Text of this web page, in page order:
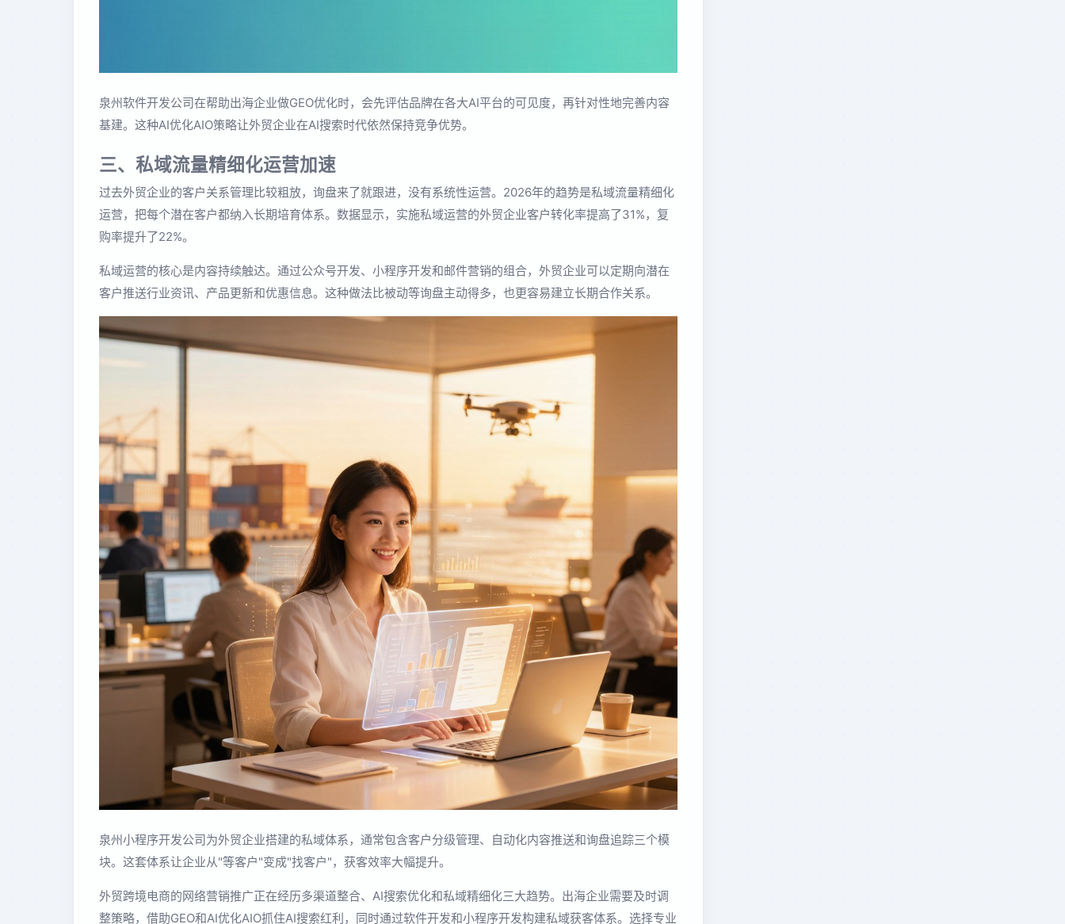
泉州软件开发公司在帮助出海企业做GEO优化时，会先评估品牌在各大AI平台的可见度，再针对性地完善内容
基建。这种AI优化AIO策略让外贸企业在AI搜索时代依然保持竞争优势。
三、私域流量精细化运营加速
过去外贸企业的客户关系管理比较粗放，询盘来了就跟进，没有系统性运营。2026年的趋势是私域流量精细化
运营，把每个潜在客户都纳入长期培育体系。数据显示，实施私域运营的外贸企业客户转化率提高了31%，复
购率提升了22%。
私域运营的核心是内容持续触达。通过公众号开发、小程序开发和邮件营销的组合，外贸企业可以定期向潜在
客户推送行业资讯、产品更新和优惠信息。这种做法比被动等询盘主动得多，也更容易建立长期合作关系。
泉州小程序开发公司为外贸企业搭建的私域体系，通常包含客户分级管理、自动化内容推送和询盘追踪三个模
块。这套体系让企业从"等客户"变成"找客户"，获客效率大幅提升。
外贸跨境电商的网络营销推广正在经历多渠道整合、AI搜索优化和私域精细化三大趋势。出海企业需要及时调
整策略，借助GEO和AI优化AIO抓住AI搜索红利，同时通过软件开发和小程序开发构建私域获客体系。选择专业